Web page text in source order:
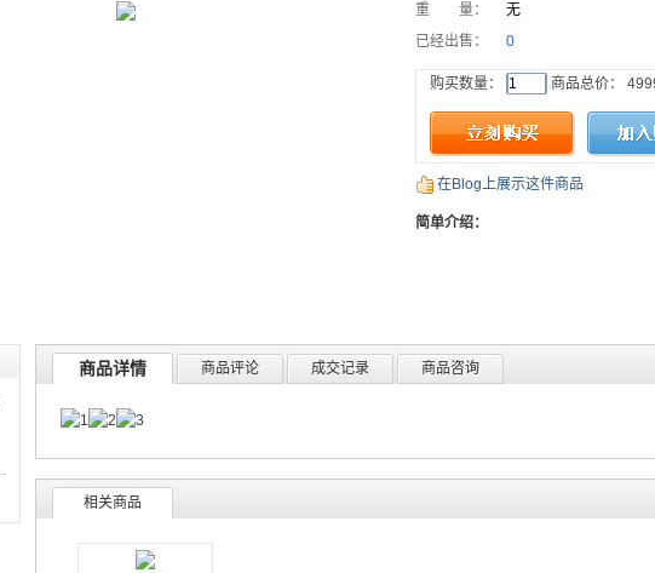
重 量：
无
已经出售：
0
购买数量： 商品总价：
在Blog上展示这件商品
简单介绍：
商品详情 商品评论 成交记录 商品咨询
相关商品